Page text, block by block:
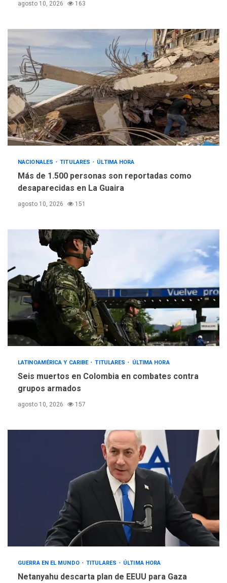
agosto 10, 2026 163
NACIONALES TITULARES ÚLTIMA HORA
Más de 1.500 personas son reportadas como
desaparecidas en La Guaira
agosto 10, 2026 151
LATINOAMÉRICA Y CARIBE TITULARES ÚLTIMA HORA
Seis muertos en Colombia en combates contra
grupos armados
agosto 10, 2026 157
GUERRA EN EL MUNDO TITULARES ÚLTIMA HORA
Netanyahu descarta plan de EEUU para Gaza